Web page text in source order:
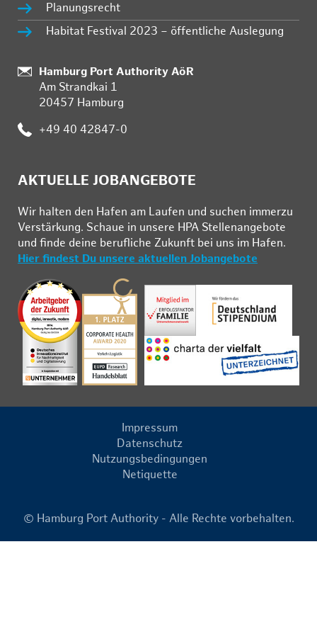
Planungsrecht
Habitat Festival 2023 – öffentliche Auslegung
Standort:
Hamburg Port Authority AöR
Am Strandkai 1
20457 Hamburg
Telefon:
+49 40 42847-0
AKTUELLE JOBANGEBOTE
Wir hal­ten den Ha­fen am Lau­fen und su­chen im­mer­zu
Ver­stär­kung. Schau­e in un­se­re HPA Stel­len­an­ge­bo­te
und fin­de deine be­ruf­li­che Zu­kunft bei uns im Ha­fen.
Hier findest Du unsere aktuellen Jobangebote
Impressum
Datenschutz
Nutzungsbedingungen
Netiquette
© Hamburg Port Authority - Alle Rechte vorbehalten.